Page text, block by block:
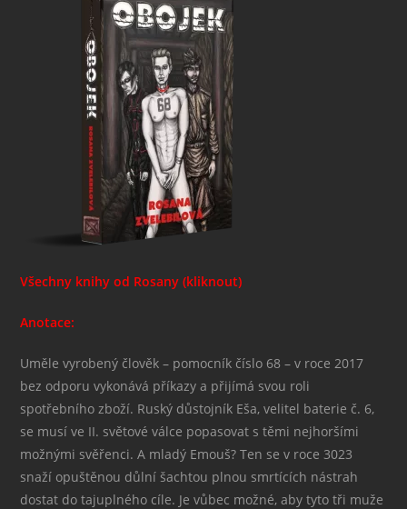
Všechny knihy od Rosany (kliknout)
Anotace:
Uměle vyrobený člověk – pomocník číslo 68 – v roce 2017
bez odporu vykonává příkazy a přijímá svou roli
spotřebního zboží. Ruský důstojník Eša, velitel baterie č. 6,
se musí ve II. světové válce popasovat s těmi nejhoršími
možnými svěřenci. A mladý Emouš? Ten se v roce 3023
snaží opuštěnou důlní šachtou plnou smrtících nástrah
dostat do tajuplného cíle. Je vůbec možné, aby tyto tři muže